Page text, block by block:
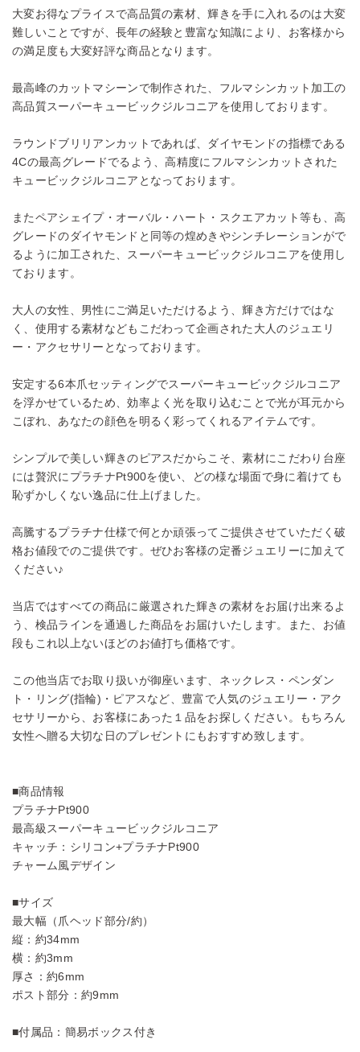
大変お得なプライスで高品質の素材、輝きを手に入れるのは大変
難しいことですが、長年の経験と豊富な知識により、お客様から
の満足度も大変好評な商品となります。
最高峰のカットマシーンで制作された、フルマシンカット加工の
高品質スーパーキュービックジルコニアを使用しております。
ラウンドブリリアンカットであれば、ダイヤモンドの指標である
4Cの最高グレードでるよう、高精度にフルマシンカットされた
キュービックジルコニアとなっております。
またペアシェイプ・オーバル・ハート・スクエアカット等も、高
グレードのダイヤモンドと同等の煌めきやシンチレーションがで
るように加工された、スーパーキュービックジルコニアを使用し
ております。
大人の女性、男性にご満足いただけるよう、輝き方だけではな
く、使用する素材などもこだわって企画された大人のジュエリ
ー・アクセサリーとなっております。
安定する6本爪セッティングでスーパーキュービックジルコニア
を浮かせているため、効率よく光を取り込むことで光が耳元から
こぼれ、あなたの顔色を明るく彩ってくれるアイテムです。
シンプルで美しい輝きのピアスだからこそ、素材にこだわり台座
には贅沢にプラチナPt900を使い、どの様な場面で身に着けても
恥ずかしくない逸品に仕上げました。
高騰するプラチナ仕様で何とか頑張ってご提供させていただく破
格お値段でのご提供です。ぜひお客様の定番ジュエリーに加えて
ください♪
当店ではすべての商品に厳選された輝きの素材をお届け出来るよ
う、検品ラインを通過した商品をお届けいたします。また、お値
段もこれ以上ないほどのお値打ち価格です。
この他当店でお取り扱いが御座います、ネックレス・ペンダン
ト・リング(指輪)・ピアスなど、豊富で人気のジュエリー・アク
セサリーから、お客様にあった１品をお探しください。もちろん
女性へ贈る大切な日のプレゼントにもおすすめ致します。
■商品情報
プラチナPt900
最高級スーパーキュービックジルコニア
キャッチ：シリコン+プラチナPt900
チャーム風デザイン
■サイズ
最大幅（爪ヘッド部分/約）
縦：約34mm
横：約3mm
厚さ：約6mm
ポスト部分：約9mm
■付属品：簡易ボックス付き